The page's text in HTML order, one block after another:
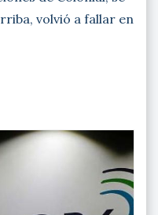
volvió a fallar en